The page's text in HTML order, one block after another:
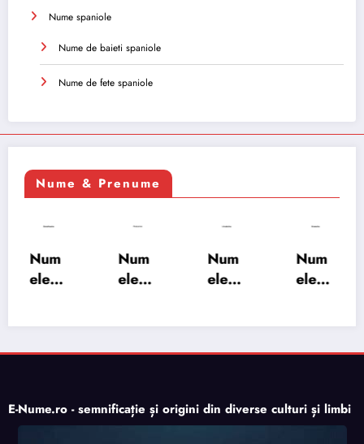
Nume spaniole
Nume de baieti spaniole
Nume de fete spaniole
Nume & Prenume
Num
ele
semn
origi
Num
ele
semn
e,
origi
Num
ele
semn
e,
origi
Num
ele
ificați
origi
ne,
E-Nume.ro - semnificație și origini din diverse culturi și limbi